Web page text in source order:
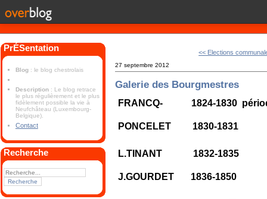
PrÉSentation
Blog : le blog chestrolais
Description : Le blog retrace
le plus régulièrement et le plus
fidèlement possible la vie à
Neufchâteau (Luxembourg-
Belgique).
Contact
Recherche
<< Elections
27 septembre 2012
Galerie des Bourgmestres
FRANCQ- 1824-1830
PONCELET 1830-1831
L.TINANT 1832-1835
J.GOURDET 1836-1850